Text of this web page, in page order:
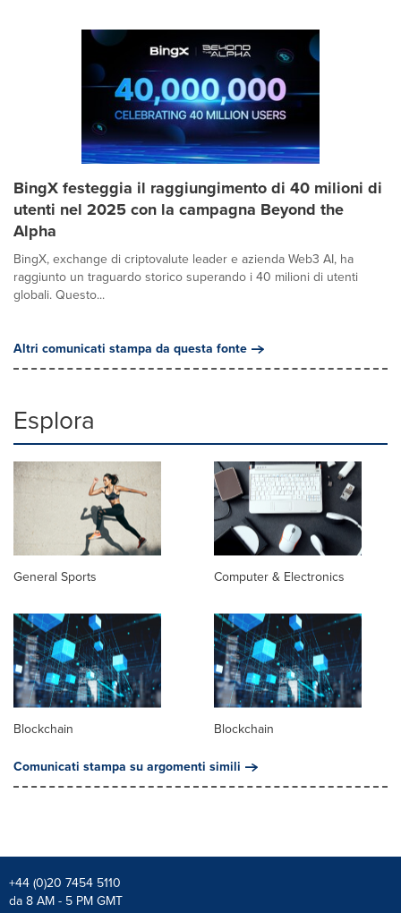
BingX festeggia il raggiungimento di 40 milioni di
utenti nel 2025 con la campagna Beyond the
Alpha
BingX, exchange di criptovalute leader e azienda Web3 AI, ha
raggiunto un traguardo storico superando i 40 milioni di utenti
globali. Questo...
Altri comunicati stampa da questa fonte
Esplora
General Sports Computer & Electronics
Blockchain
Blockchain
Comunicati stampa su argomenti simili
+44 (0)20 7454 5110
da 8 AM - 5 PM GMT